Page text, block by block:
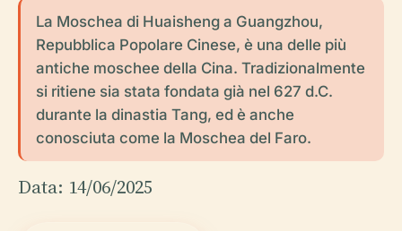
La Moschea di Huaisheng a Guangzhou,
Repubblica Popolare Cinese, è una delle più
antiche moschee della Cina. Tradizionalmente
si ritiene sia stata fondata già nel 627 d.C.
durante la dinastia Tang, ed è anche
conosciuta come la Moschea del Faro.
Data: 14/06/2025